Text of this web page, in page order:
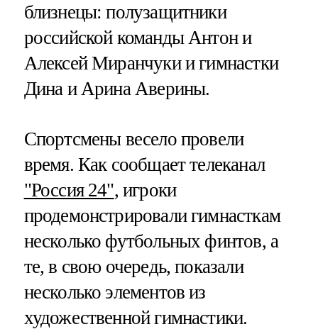
близнецы: полузащитники
российской команды Антон и
Алексей Миранчуки и гимнастки
Дина и Арина Аверины.
Спортсмены весело провели
время. Как сообщает телеканал
"Россия 24", игроки
продемонстрировали гимнасткам
несколько футбольных финтов, а
те, в свою очередь, показали
несколько элементов из
художественной гимнастики.